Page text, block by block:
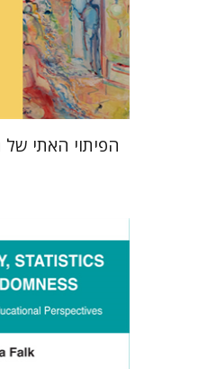
עכשיו
$31
הפיתוי האתי